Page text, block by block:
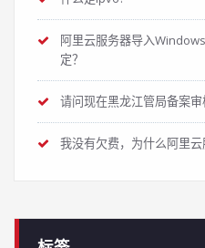
阿里云服务器导入
定？
请问现在黑龙江管局备案审
我没有欠费，为什么阿里